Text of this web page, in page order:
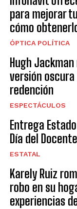
para mejorar
cómo
ÓPTICA POLÍTICA
Hugh
versión
redención
ESPECTÁCULOS
Entrega
Día del
ESTATAL
Karely Ruiz
robo en su
experiencias